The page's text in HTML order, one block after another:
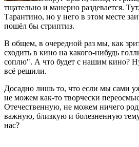
тщательно и манерно раздевается.
Тарантино, но у него в этом месте
пошёл бы стриптиз.
В общем, в очередной раз мы, как
сходить в кино на какого-нибудь
соплю". А что будет с нашим кино?
всё решили.
Досадно лишь то, что если мы сами
не можем как-то творчески
Отечественную, не можем ничего
важную, близкую и болезненную тему,
нас?